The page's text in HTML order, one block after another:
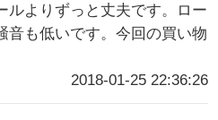
ルよりずっと丈夫です。ロー
音も低いです。今回の買い物
2018-01-25 22:36:26